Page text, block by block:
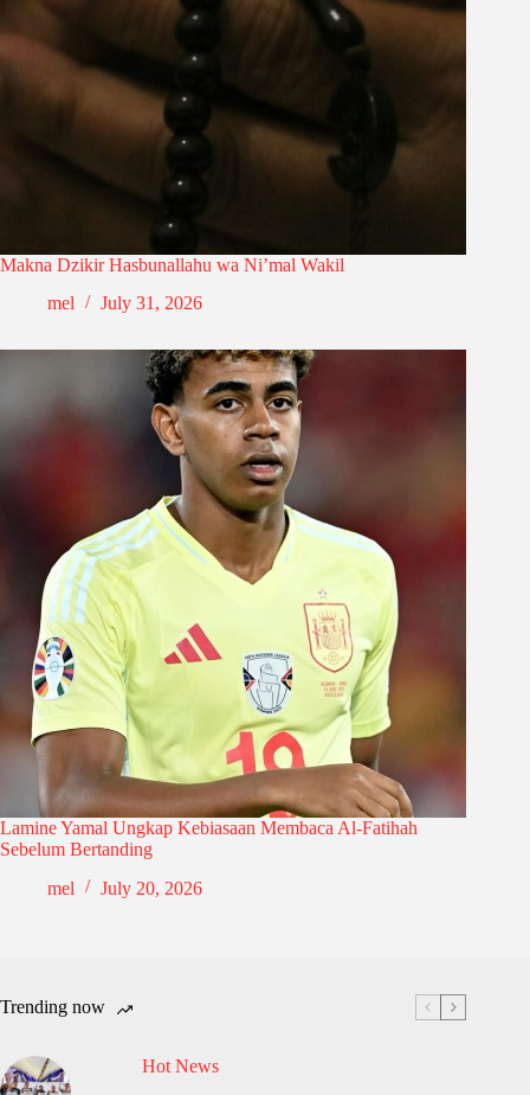
Makna Dzikir Hasbunallahu wa Ni’mal Wakil
mel
July 31, 2026
Lamine Yamal Ungkap Kebiasaan Membaca Al-Fatihah
Sebelum Bertanding
mel
July 20, 2026
Trending now
Hot News